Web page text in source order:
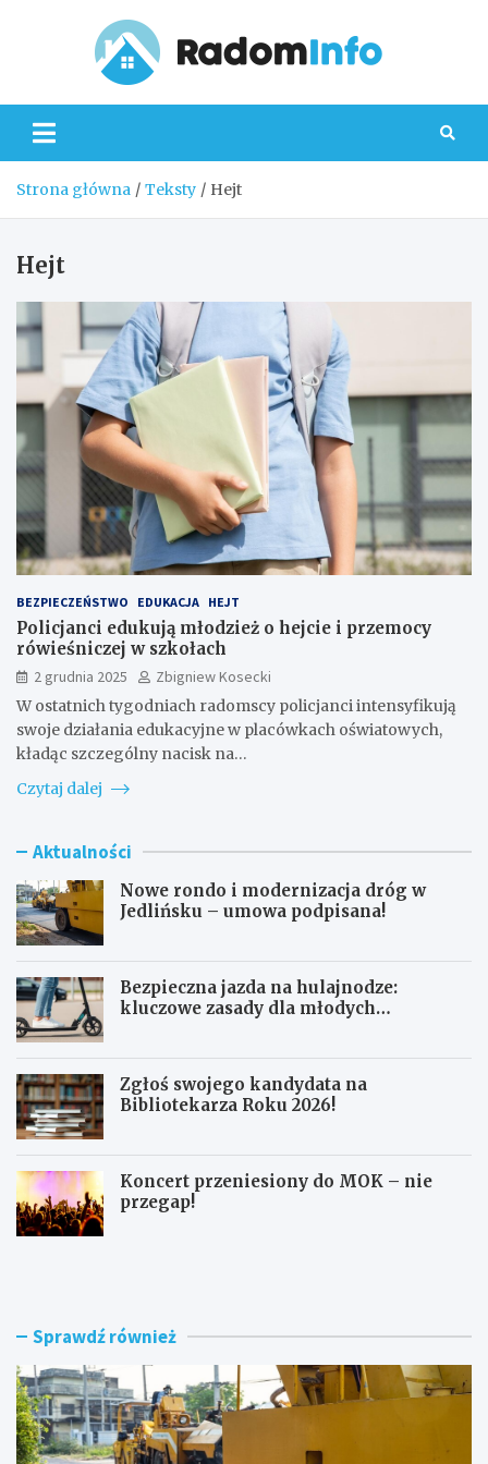
Strona główna Teksty Hejt
Hejt
BEZPIECZEŃSTWO EDUKACJA HEJT
Policjanci edukują młodzież o hejcie i przemocy
rówieśniczej w szkołach
2 grudnia 2025
Zbigniew Kosecki
W ostatnich tygodniach radomscy policjanci intensyfikują
swoje działania edukacyjne w placówkach oświatowych,
kładąc szczególny nacisk na…
Czytaj dalej
Aktualności
Nowe rondo i modernizacja dróg w
Jedlińsku – umowa podpisana!
Bezpieczna jazda na hulajnodze:
kluczowe zasady dla młodych
Zgłoś swojego kandydata na
Bibliotekarza Roku 2026!
Koncert przeniesiony do MOK – nie
przegap!
N
o
d
o
i
m
B
e
z
n
a
j
Sprawdź również